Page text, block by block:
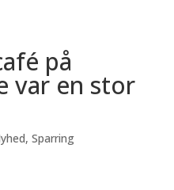
på
var en stor
, Sparring